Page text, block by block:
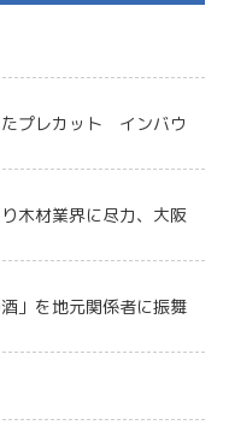
プレカット インバウ
木材業界に尽力、大阪
」を地元関係者に振舞